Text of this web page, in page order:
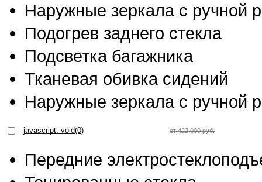
Наружные зеркала с ручной
Подогрев заднего стекла
Подсветка багажника
Тканевая обивка сидений
Наружные зеркала с ручной
javascript: void(0) от 422 000 руб.
Передние